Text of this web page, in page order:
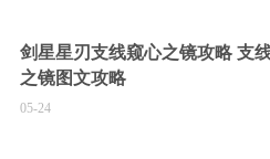
剑星星刃支线窥心之镜攻略 支
之镜图文攻略
05-24